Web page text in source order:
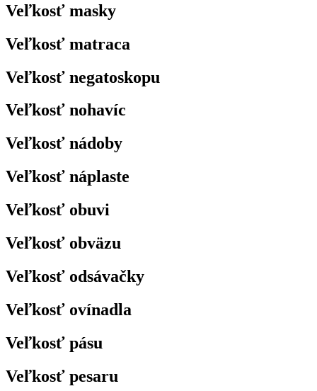
Veľkosť masky
Veľkosť matraca
Veľkosť negatoskopu
Veľkosť nohavíc
Veľkosť nádoby
Veľkosť náplaste
Veľkosť obuvi
Veľkosť obväzu
Veľkosť odsávačky
Veľkosť ovínadla
Veľkosť pásu
Veľkosť pesaru